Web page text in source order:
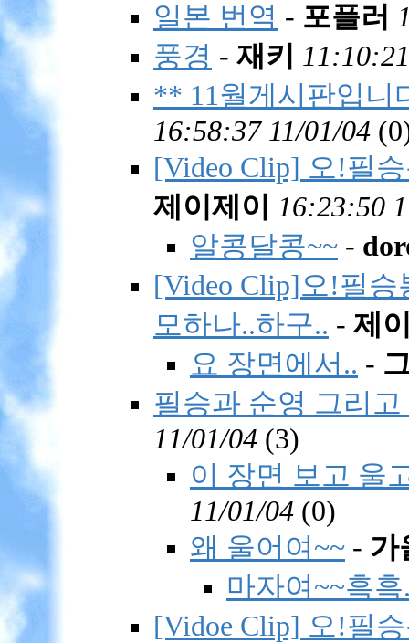
일본 번역 - 포플러
풍경 - 재키
** 11월게시판입니
16:58:37 11/01/04 (
[Video Clip] 오!필
제이제이
16:23:50
알콩달콩~~ -
[Video Clip]오!필승
모하나..하구.. - 제
요 장면에서.. -
필승과 순영 그리
11/01/04 (3)
이 장면 보고 울
11/01/04 (0)
왜 울어여~~ - 가
마자여~~흑흑
[Vidoe Clip] 오!필